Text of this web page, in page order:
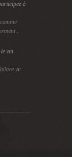
à
:
vin
vit